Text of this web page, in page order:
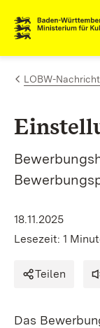
Zum Inhalt
Link zur
LOBW-
18.11.2025
Lesezeit: 1
Teilen
Das